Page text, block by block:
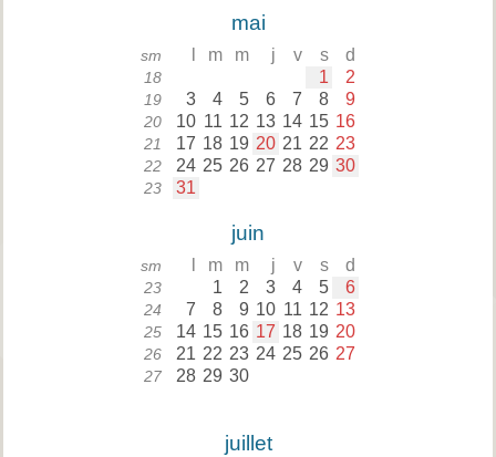
mai
sm m m j v s d
18 1 2
19 3 4 5 6 7 8 9
20 10 11 12 13 14 15 16
21 17 18 19 20 21 22 23
22 24 25 26 27 28 29 30
23 31
juin
sm m m j v s d
23 1 2 3 4 5 6
24 7 8 9 10 11 12 13
25 14 15 16 17 18 19 20
26 21 22 23 24 25 26 27
27 28 29 30
juillet